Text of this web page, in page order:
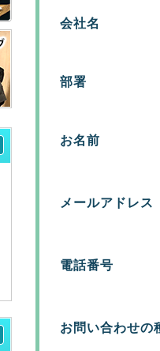
会社名
部署
お名前
メールアドレス
電話番号
お問い合わせの